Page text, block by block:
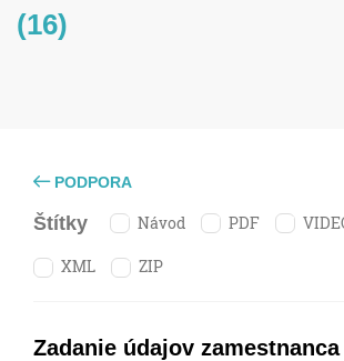
(16)
PODPORA
Štítky Návod PDF
XML ZIP
Zadanie údajov zamestnanca